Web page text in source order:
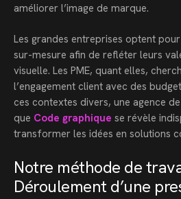
améliorer l’image de marque.
Les grandes entreprises optent
sur-mesure afin de refléter leurs
visuelle. Les PME, quant elles,
l’engagement client avec des
ces contextes divers, une agence
que Code graphique se révèle
transformer les idées en solutions
Notre méthode de
Déroulement d’une